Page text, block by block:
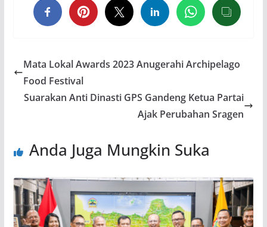
Mata Lokal Awards 2023 Anugerahi Archipelago
Food Festival
Suarakan Anti Dinasti GPS Gandeng Ketua Partai
Ajak Perubahan Sragen
Anda Juga Mungkin Suka